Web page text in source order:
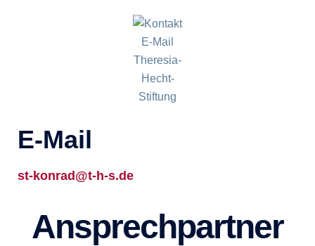
E-Mail
st-konrad@t-h-s.de
Ansprechpartner